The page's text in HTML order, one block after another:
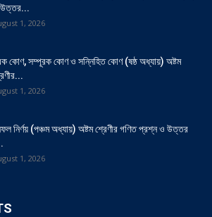
1, 2026
কোণ, সম্পূরক কোণ ও সন্নিহিত কোণ (ষষ্ঠ অধ্যায়) অষ্টম
1, 2026
নির্ণয় (পঞ্চম অধ্যায়) অষ্টম শ্রেণীর গণিত প্রশ্ন ও উত্তর
1, 2026